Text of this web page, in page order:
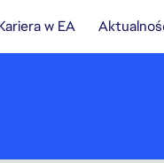
w EA